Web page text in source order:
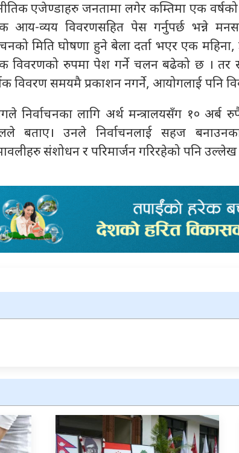
एजेण्डाहरु जनतामा लगेर कम्तिमा एक
आय-व्यय विवरणसहित पेस गर्नुपर्छ भन्ने
मिति घोषणा हुने बेला दर्ता भएर एक
विवरणको रुपमा पेश गर्ने चलन बढेको छ ।
विवरण समयमै प्रकाशन नगर्ने, आयोगलाई पनि
निर्वाचनका लागि अर्थ मन्त्रालयसँग १० अर्ब
बताए। उनले निर्वाचनलाई सहज
संशोधन र परिमार्जन गरिरहेको पनि